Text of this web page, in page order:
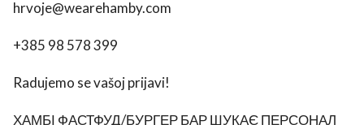
hrvoje@wearehamby.com
+385 98 578 399
Radujemo se vašoj prijavi!
ХАМБІ ФАСТФУД/БУРГЕР БАР ШУКАЄ ПЕРСОНАЛ